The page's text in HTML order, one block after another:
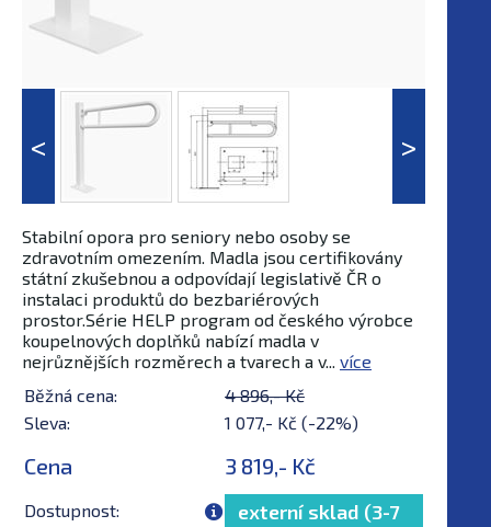
Stabilní opora pro seniory nebo osoby se
zdravotním omezením. Madla jsou certifikovány
státní zkušebnou a odpovídají legislativě ČR o
instalaci produktů do bezbariérových
prostor.Série HELP program od českého výrobce
koupelnových doplňků nabízí madla v
nejrůznějších rozměrech a tvarech a v... více
Běžná cena:
4 896,- Kč
Sleva:
1 077,- Kč (-22%)
Cena 3 819,- Kč
Dostupnost:
externí sklad (3-7